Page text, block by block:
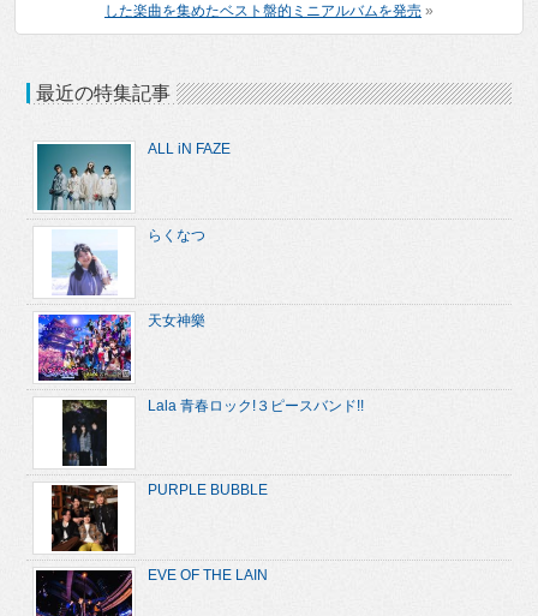
した楽曲を集めたベスト盤的ミニアルバムを発売 »
最近の特集記事
ALL iN FAZE
らくなつ
天女神樂
Lala 青春ロック!３ピースバンド!!
PURPLE BUBBLE
EVE OF THE LAIN